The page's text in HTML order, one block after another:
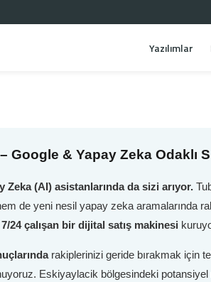
Yazılımlar
Google & Yapay Zeka Odaklı
(AI) asistanlarında da sizi arıyor.
de yeni nesil yapay zeka aramalarında
7/24 çalışan bir dijital satış makinesi
rakiplerinizi geride bırakmak için
Eskiyaylacik bölgesindeki